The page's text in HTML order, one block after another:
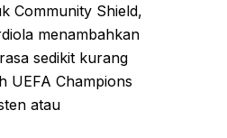
Community Shield,
menambahkan
sedikit kurang
UEFA Champions
atau